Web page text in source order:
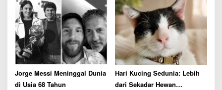
g
a
t
i
o
n
Jorge Messi Meninggal Dunia
di Usia 68 Tahun
Hari Kucing Sedunia: Lebih
dari Sekadar Hewan